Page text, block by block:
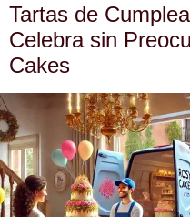
Tartas de
Celebra sin
Cakes